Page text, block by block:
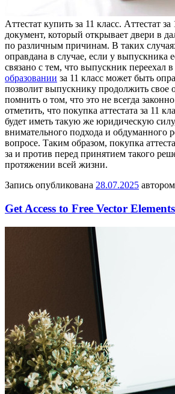
Aттeстaт купить зa 11 клaсс.
документ, который открывает двери в
по различным причинам. В таких
оправдана в случае, если у
связано с тем, что выпускник переехал
образовании за 11 класс может быть
позволит выпускнику продолжить свое
помнить о том, что это не всегда
отметить, что покупка аттестата за 11
будет иметь такую же юридическую
внимательного подхода и
вопросе. Таким образом, покупка
за и против перед принятием такого
протяжении всей жизни.
Запись опубликована 28.07.2025 автором
Get Access to Free Vector